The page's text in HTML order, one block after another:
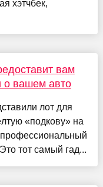
хэтчбек,
вам
о вашем авто
лот для
«подкову» на
тот самый гад...